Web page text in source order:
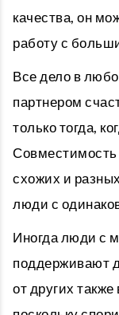
качества, он
работу с
Все дело в
партнером
только тогда,
Совместимость
схожих и
люди с
Иногда люди с
поддерживают
от других